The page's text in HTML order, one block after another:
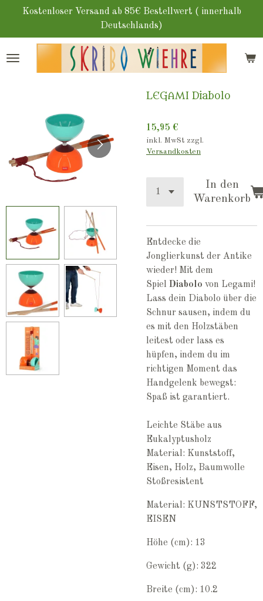
Zum
springen
Kostenloser Versand ab 85€ Bestellwert ( innerhalb
Deutschlands)
LEGAMI Diabolo
15,95 €
inkl. MwSt zzgl.
Versandkosten
In den
Warenkorb
Entdecke die
Jonglierkunst der Antike
wieder! Mit dem
Spiel Diabolo von Legami!
Lass dein Diabolo über die
Schnur sausen, indem du
es mit den Holzstäben
leitest oder lass es
hüpfen, indem du im
richtigen Moment das
Handgelenk bewegst:
Spaß ist garantiert.
Leichte Stäbe aus
Eukalyptusholz
Material: Kunststoff,
Eisen, Holz, Baumwolle
Stoßresistent
Material: KUNSTSTOFF,
EISEN
Höhe (cm): 13
Gewicht (g): 322
Breite (cm): 10.2